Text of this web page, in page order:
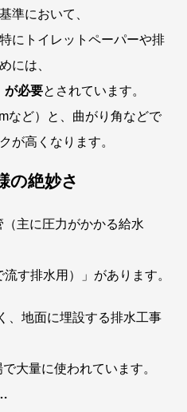
準において、
にトイレットペーパーや排
には、
が必要とされています。
など）と、曲がり角などで
が高くなります。
の絶妙さ
主に圧力がかかる給水
す排水用）」があります。
、地面に埋設する排水工事
大量に使われています。